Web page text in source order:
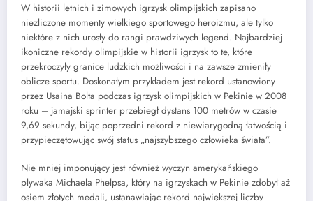
W historii letnich i zimowych igrzysk olimpijskich zapisano
niezliczone momenty wielkiego sportowego heroizmu, ale tylko
niektóre z nich urosły do rangi prawdziwych legend. Najbardziej
ikoniczne rekordy olimpijskie w historii igrzysk to te, które
przekroczyły granice ludzkich możliwości i na zawsze zmieniły
oblicze sportu. Doskonałym przykładem jest rekord ustanowiony
przez Usaina Bolta podczas igrzysk olimpijskich w Pekinie w 2008
roku – jamajski sprinter przebiegł dystans 100 metrów w czasie
9,69 sekundy, bijąc poprzedni rekord z niewiarygodną łatwością i
przypieczętowując swój status „najszybszego człowieka świata”.
Nie mniej imponujący jest również wyczyn amerykańskiego
pływaka Michaela Phelpsa, który na igrzyskach w Pekinie zdobył aż
osiem złotych medali, ustanawiając rekord największej liczby